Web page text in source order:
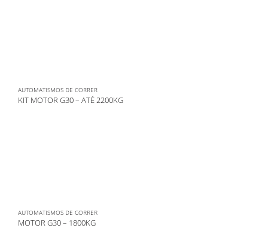
AUTOMATISMOS DE CORRER
KIT MOTOR G30 – ATÉ 2200KG
AUTOMATISMOS DE CORRER
MOTOR G30 – 1800KG